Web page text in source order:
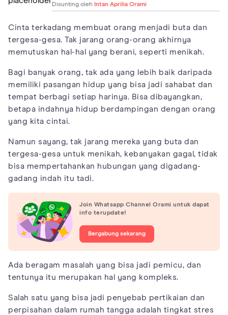
Disunting oleh Intan Aprilia Orami
Cinta terkadang membuat orang menjadi buta dan
tergesa-gesa. Tak jarang orang-orang akhirnya
memutuskan hal-hal yang berani, seperti menikah.
Bagi banyak orang, tak ada yang lebih baik daripada
memiliki pasangan hidup yang bisa jadi sahabat dan
tempat berbagi setiap harinya. Bisa dibayangkan,
betapa indahnya hidup berdampingan dengan orang
yang kita cintai.
Namun sayang, tak jarang mereka yang buta dan
tergesa-gesa untuk menikah, kebanyakan gagal, tidak
bisa mempertahankan hubungan yang digadang-
gadang indah itu tadi.
Join Whatsapp Channel Orami untuk dapat
info terupdate!
Bergabung sekarang
Ada beragam masalah yang bisa jadi pemicu, dan
tentunya itu merupakan hal yang kompleks.
Salah satu yang bisa jadi penyebab pertikaian dan
perpisahan dalam rumah tangga adalah tingkat stres